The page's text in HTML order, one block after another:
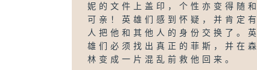
妮的文件上盖印，个性亦变得随和
可亲！英雄们感到怀疑，并肯定有
人把他和其他人的身份交换了。英
雄们必须找出真正的菲斯，并在森
林变成一片混乱前救他回来。